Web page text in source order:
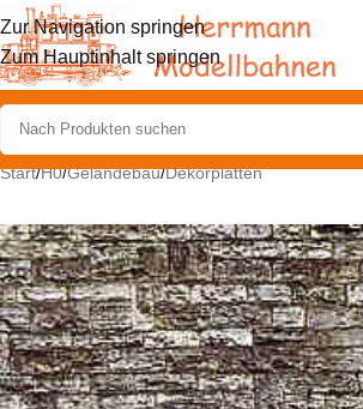
Zur Navigation springen
Zum Hauptinhalt springen
Start/H0/Geländebau/Dekorplatten